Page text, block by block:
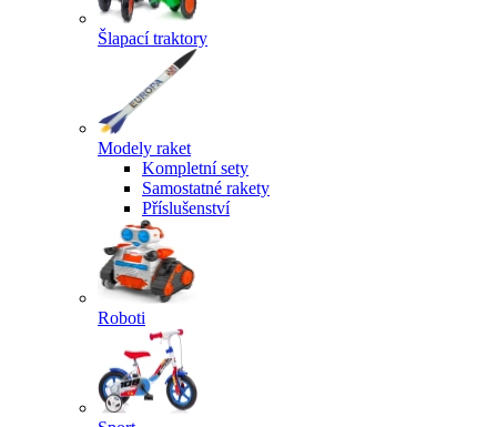
Šlapací traktory
Modely raket
Kompletní sety
Samostatné rakety
Příslušenství
Roboti